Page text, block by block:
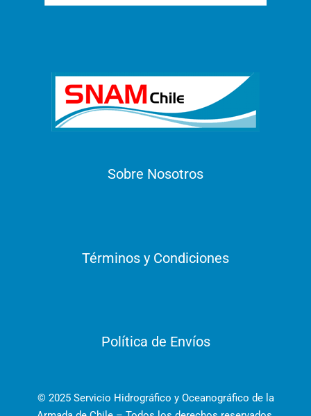
Sobre Nosotros
Términos y Condiciones
Política de Envíos
© 2025 Servicio Hidrográfico y Oceanográfico de la